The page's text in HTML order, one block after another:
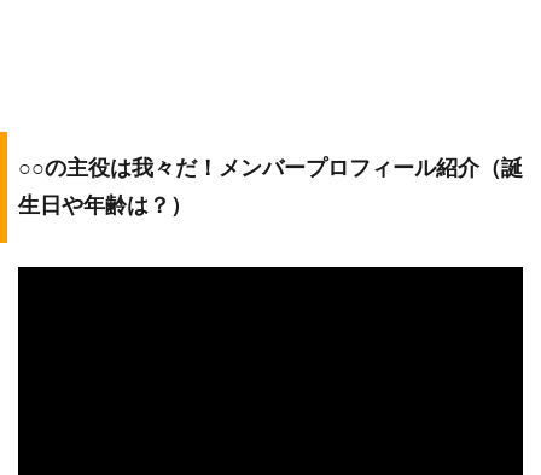
○○の主役は我々だ！メンバープロフィール紹介（誕
生日や年齢は？）